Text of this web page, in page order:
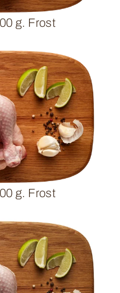
g. Frost
g. Frost